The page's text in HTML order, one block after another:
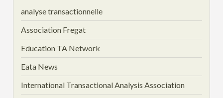
analyse transactionnelle
Association Fregat
Education TA Network
Eata News
International Transactional Analysis Association